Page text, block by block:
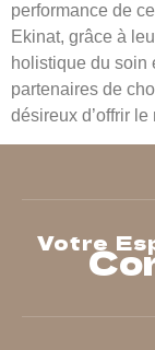
performance de
Ekinat, grâce à
holistique du soin
partenaires de
désireux d’offrir
Votre